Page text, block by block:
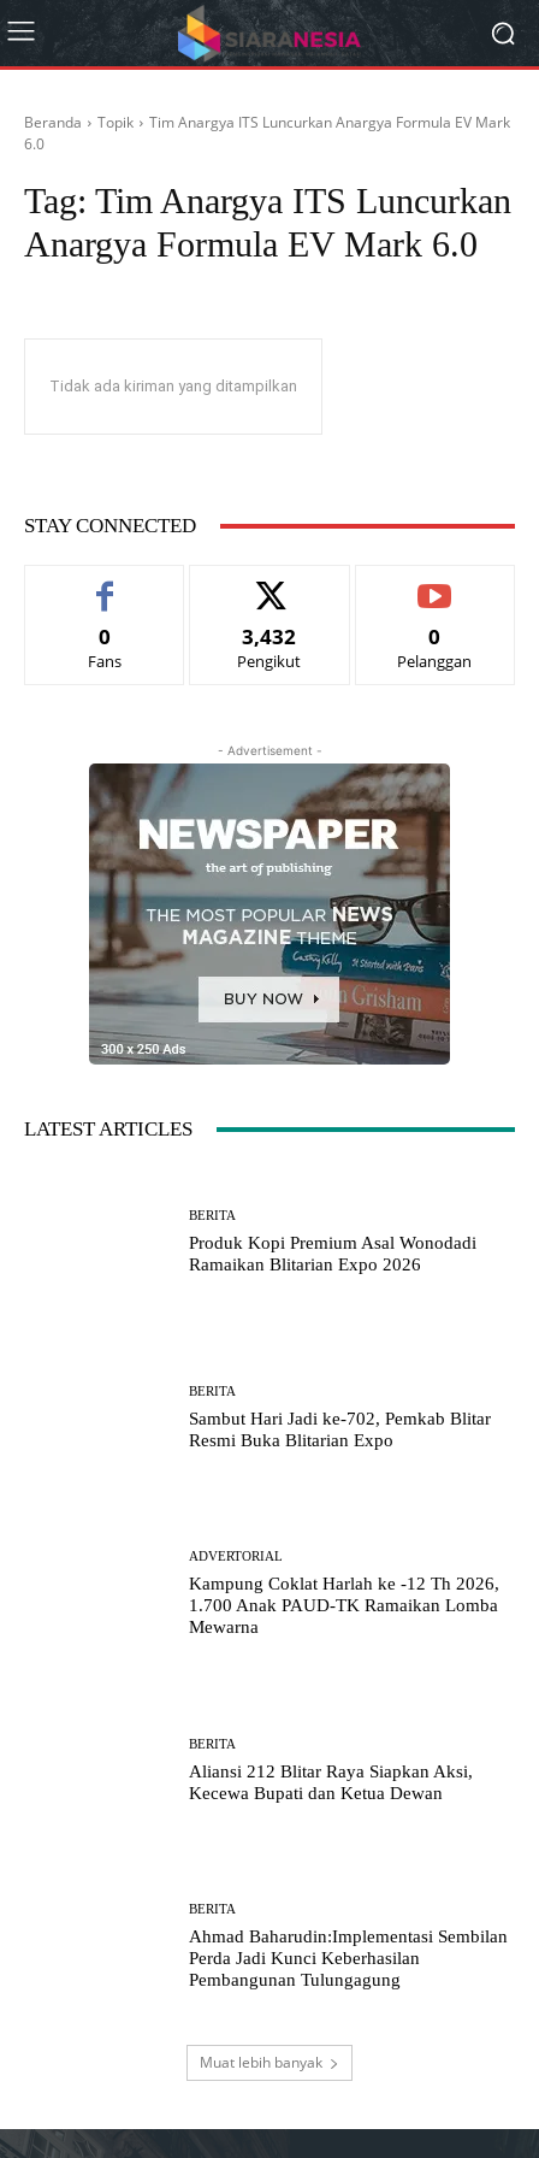
Beranda Topik
Tim Anargya ITS Luncurkan Anargya Formula EV Mark
6.0
Tag: Tim Anargya ITS Luncurkan
Anargya Formula EV Mark 6.0
Tidak ada kiriman yang ditampilkan
STAY CONNECTED
0
Fans
3,432
Pengikut
0
Pelanggan
- Advertisement -
LATEST ARTICLES
BERITA
Produk Kopi Premium Asal Wonodadi
Ramaikan Blitarian Expo 2026
BERITA
Sambut Hari Jadi ke-702, Pemkab Blitar
Resmi Buka Blitarian Expo
ADVERTORIAL
Kampung Coklat Harlah ke -12 Th 2026,
1.700 Anak PAUD-TK Ramaikan Lomba
Mewarna
BERITA
Aliansi 212 Blitar Raya Siapkan Aksi,
Kecewa Bupati dan Ketua Dewan
BERITA
Ahmad Baharudin:Implementasi Sembilan
Perda Jadi Kunci Keberhasilan
Pembangunan Tulungagung
Muat lebih banyak